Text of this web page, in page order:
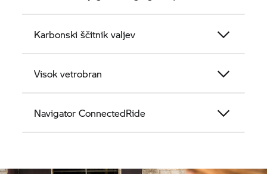
Karbonski ščitnik valjev
Visok vetrobran
NavigatorConnectedRide